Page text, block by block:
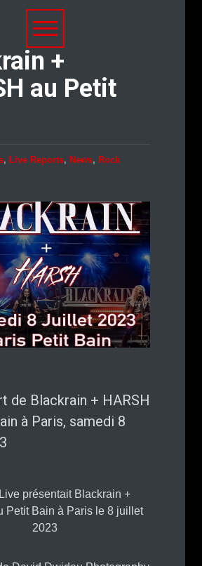
+
au Petit
, Live Reports, News, Rock
de Blackrain + HARSH
à Paris, samedi 8
présentait Blackrain +
Petit Bain à Paris le 8 juillet
2023